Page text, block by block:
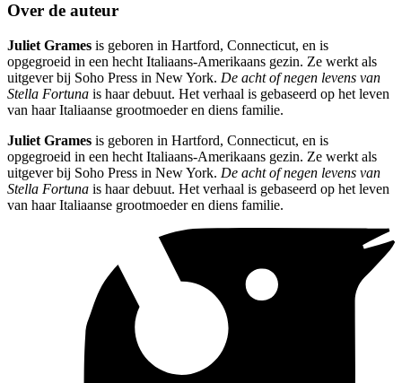
Over de auteur
Juliet Grames is geboren in Hartford, Connecticut, en is
opgegroeid in een hecht Italiaans-Amerikaans gezin. Ze werkt als
uitgever bij Soho Press in New York. De acht of negen levens van
Stella Fortuna is haar debuut. Het verhaal is gebaseerd op het leven
van haar Italiaanse grootmoeder en diens familie.
Juliet Grames is geboren in Hartford, Connecticut, en is
opgegroeid in een hecht Italiaans-Amerikaans gezin. Ze werkt als
uitgever bij Soho Press in New York. De acht of negen levens van
Stella Fortuna is haar debuut. Het verhaal is gebaseerd op het leven
van haar Italiaanse grootmoeder en diens familie.